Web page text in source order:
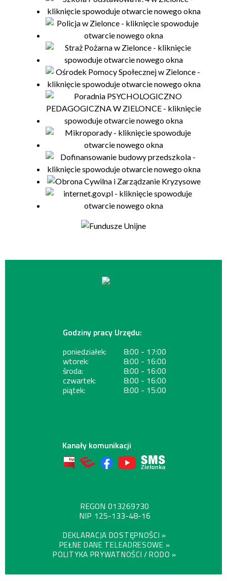
Godziny pracy Urzędu:
poniedziałek:
8:00 - 17:00
wtorek: 8:00 - 16:00
środa: 8:00 - 16:00
czwartek: 8:00 - 16:00
piątek: 8:00 - 15:00
Kanały komunikacji
REGON 013269730
NIP 125-133-48-16
DEKLARACJA DOSTĘPNOŚCI »
PEŁNE DANE TELEADRESOWE »
POLITYKA PRYWATNOŚCI / RODO »